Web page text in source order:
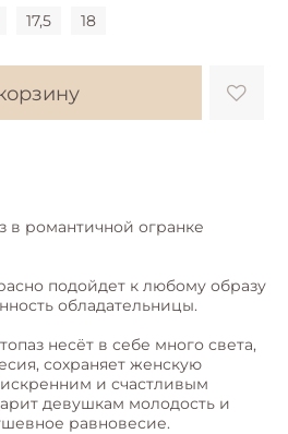
17,5 18
в романтичной огранке
подойдет к любому образу
обладательницы.
несёт в себе много света,
сохраняет женскую
искренним и счастливым
девушкам молодость и
равновесие.